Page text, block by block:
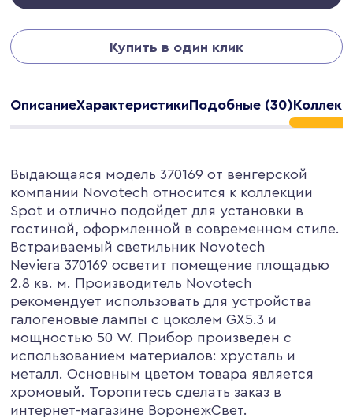
Купить в один клик
ОписаниеХарактеристикиПодобные (30)
Выдающаяся модель 370169 от венгерской
компании Novotech относится к коллекции
Spot и отлично подойдет для установки в
гостиной, оформленной в современном стиле.
Встраиваемый светильник Novotech
Neviera 370169 осветит помещение площадью
2.8 кв. м. Производитель Novotech
рекомендует использовать для устройства
галогеновые лампы с цоколем GX5.3 и
мощностью 50 W. Прибор произведен с
использованием материалов: хрусталь и
металл. Основным цветом товара является
хромовый. Торопитесь сделать заказ в
интернет-магазине ВоронежСвет.